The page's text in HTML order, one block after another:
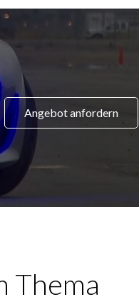
Angebot anfordern
Thema